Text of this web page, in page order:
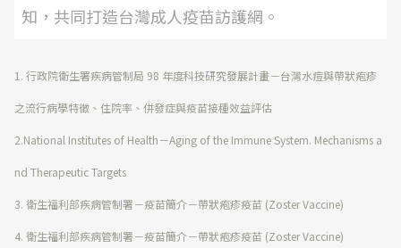
知，共同打造台灣成人疫苗訪護網。
1. 行政院衛生署疾病管制局 98 年度科技研究發展計畫－台灣水痘與帶狀疱疹
之流行病學特徵、住院率、併發症與疫苗接種效益評估
2.National Institutes of Health－Aging of the Immune System. Mechanisms a
nd Therapeutic Targets
3. 衛生福利部疾病管制署－疫苗簡介－帶狀疱疹疫苗 (Zoster Vaccine)
4. 衛生福利部疾病管制署－疫苗簡介－帶狀疱疹疫苗 (Zoster Vaccine)